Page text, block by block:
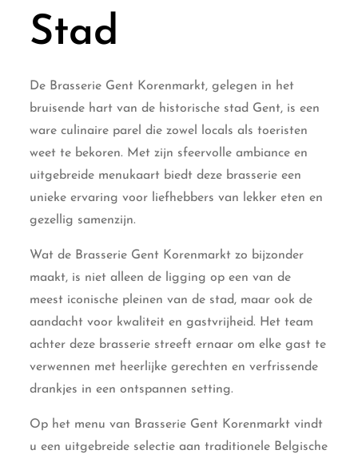
Stad
De Brasserie Gent Korenmarkt, gelegen in het
bruisende hart van de historische stad Gent, is een
ware culinaire parel die zowel locals als toeristen
weet te bekoren. Met zijn sfeervolle ambiance en
uitgebreide menukaart biedt deze brasserie een
unieke ervaring voor liefhebbers van lekker eten en
gezellig samenzijn.
Wat de Brasserie Gent Korenmarkt zo bijzonder
maakt, is niet alleen de ligging op een van de
meest iconische pleinen van de stad, maar ook de
aandacht voor kwaliteit en gastvrijheid. Het team
achter deze brasserie streeft ernaar om elke gast te
verwennen met heerlijke gerechten en verfrissende
drankjes in een ontspannen setting.
Op het menu van Brasserie Gent Korenmarkt vindt
u een uitgebreide selectie aan traditionele Belgische